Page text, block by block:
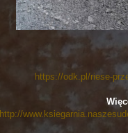
https://odk.pl/riese-
http://